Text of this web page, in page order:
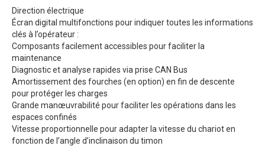
Direction électrique
Écran digital multifonctions pour indiquer toutes les informations
clés à l’opérateur :
Composants facilement accessibles pour faciliter la
maintenance
Diagnostic et analyse rapides via prise CAN Bus
Amortissement des fourches (en option) en fin de descente
pour protéger les charges
Grande manœuvrabilité pour faciliter les opérations dans les
espaces confinés
Vitesse proportionnelle pour adapter la vitesse du chariot en
fonction de l’angle d’inclinaison du timon